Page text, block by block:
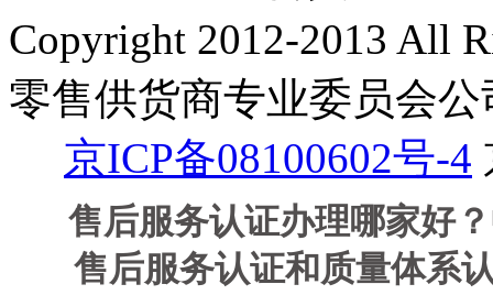
Copyright 2012-2013 All
零售供货商专业委员会
京ICP备08100602号-4
售后服务认证办理哪家好
售后服务认证和质量体系